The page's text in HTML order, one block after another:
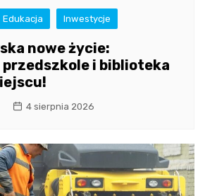
Edukacja Inwestycje
nowe życie:
i biblioteka
4 sierpnia 2026